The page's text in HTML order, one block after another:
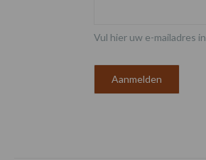
Vul hier uw e-mailadres in